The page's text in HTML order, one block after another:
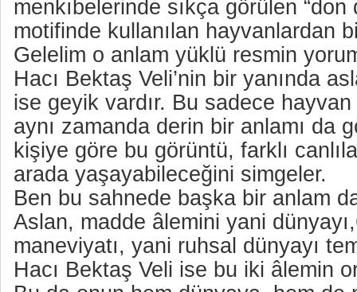
menkıbelerinde sıkça görülen “don
motifinde kullanılan hayvanlardan
Gelelim o anlam yüklü resmin
Hacı Bektaş Veli’nin bir yanında
ise geyik vardır. Bu sadece
aynı zamanda derin bir anlamı da
kişiye göre bu görüntü, farklı
arada yaşayabileceğini simgeler.
Ben bu sahnede başka bir anlam
Aslan, madde âlemini yani
maneviyatı, yani ruhsal dünyayı
Hacı Bektaş Veli ise bu iki âlemin